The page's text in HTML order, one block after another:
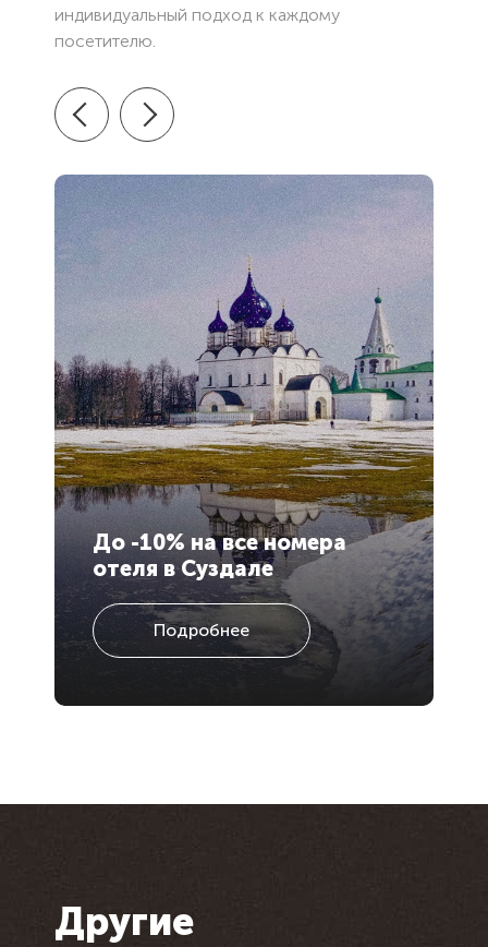
индивидуальный подход к каждому
посетителю.
До -10% на все номера
отеля в Суздале
Подробнее
Другие